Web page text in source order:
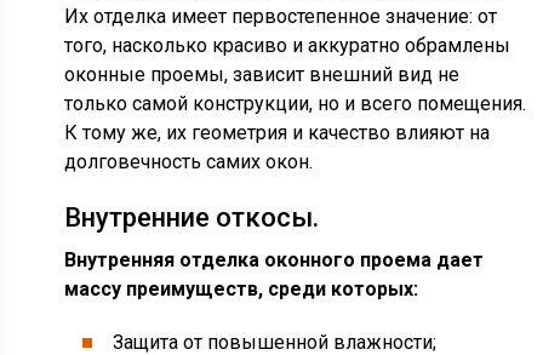
Их отделка имеет первостепенное значение: от
того, насколько красиво и аккуратно обрамлены
оконные проемы, зависит внешний вид не
только самой конструкции, но и всего помещения.
К тому же, их геометрия и качество влияют на
долговечность самих окон.
Внутренние откосы.
Внутренняя отделка оконного проема дает
массу преимуществ, среди которых:
Защита от повышенной влажности;